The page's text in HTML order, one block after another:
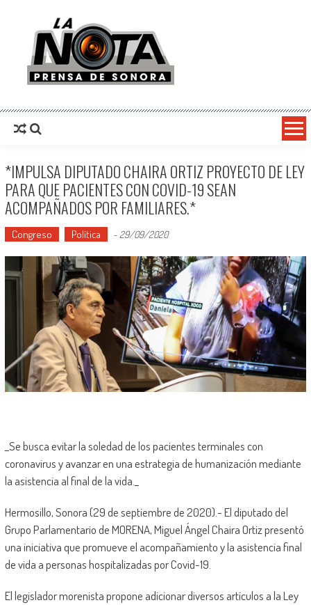
La Nota Prensa De Sonora
*IMPULSA DIPUTADO CHAIRA ORTIZ PROYECTO DE LEY
PARA QUE PACIENTES CON COVID-19 SEAN
ACOMPAÑADOS POR FAMILIARES.*
Congreso Política - 29/09/2020
_Se busca evitar la soledad de los pacientes terminales con
coronavirus y avanzar en una estrategia de humanización mediante
la asistencia al final de la vida._
Hermosillo, Sonora (29 de septiembre de 2020).- El diputado del
Grupo Parlamentario de MORENA, Miguel Ángel Chaira Ortiz presentó
una iniciativa que promueve el acompañamiento y la asistencia final
de vida a personas hospitalizadas por Covid-19.
El legislador morenista propone adicionar diversos artículos a la Ley